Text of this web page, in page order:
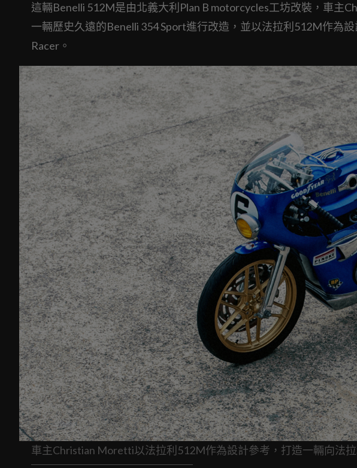
這輛Benelli 512M是由北義大利Plan B motorcycles工坊改裝，車主
一輛歷史久遠的Benelli 354 Sport進行改造，並以法拉利512M作為
Racer。
車主Christian Moretti以法拉利512M作為設計參考，打造一輛向法